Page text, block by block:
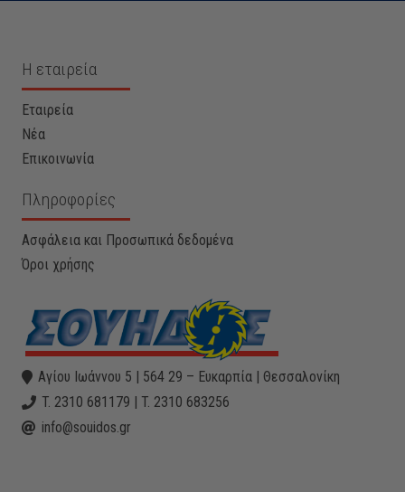
Η εταιρεία
Εταιρεία
Νέα
Επικοινωνία
Πληροφορίες
Ασφάλεια και Προσωπικά δεδομένα
Όροι χρήσης
Αγίου Ιωάννου 5 | 564 29 – Ευκαρπία | Θεσσαλονίκη
T. 2310 681179 | T. 2310 683256
info@souidos.gr